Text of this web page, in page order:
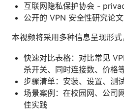
互联网隐私保护协会 -
公开的 VPN 安全性研究论
本视频将采用多种信息呈现形式
快速对比表格：对比常见
杀开关、同时连接数、价格
步骤清单：安装、设置、测
场景案例：在校园网、公司
佳实践